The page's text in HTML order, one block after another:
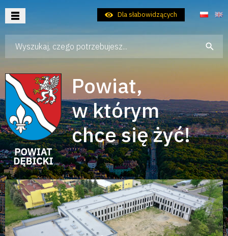
Aktualności
Dla Mieszkańca
Dla Turysty
Dla Inwestora
Kontakt
Dla słabowidzących
Powiat,
w którym
chce się żyć!